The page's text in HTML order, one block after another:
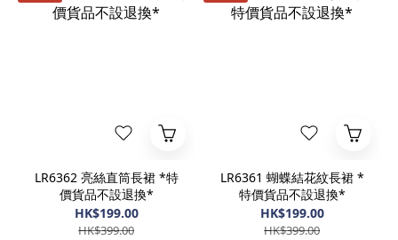
LR6362 亮絲直筒長裙 *特
價貨品不設退換*
HK$199.00
HK$399.00
LR6361 蝴蝶結花紋長裙 *
特價貨品不設退換*
HK$199.00
HK$399.00